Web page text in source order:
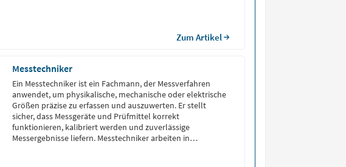
Zum Artikel
Messtechniker
Ein Messtechniker ist ein Fachmann, der Messverfahren
anwendet, um physikalische, mechanische oder elektrische
Größen präzise zu erfassen und auszuwerten. Er stellt
sicher, dass Messgeräte und Prüfmittel korrekt
funktionieren, kalibriert werden und zuverlässige
Messergebnisse liefern. Messtechniker arbeiten in